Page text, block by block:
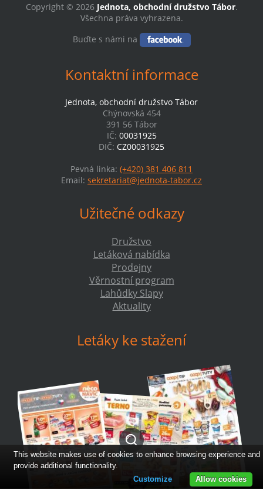
Copyright © 2026 Jednota, obchodní družstvo Tábor.
Všechna práva vyhrazena.
Buďte s námi na
Kontaktní informace
Jednota, obchodní družstvo Tábor
Chýnovská 454
391 56 Tábor
IČ: 00031925
DIČ: CZ00031925
Pevná linka: (+420) 381 406 811
Email: sekretariat@jednota-tabor.cz
Užitečné odkazy
Družstvo
Letáková nabídka
Prodejny
Věrnostní program
Lahůdky Slapy
Aktuality
Letáky ke stažení
This website makes use of cookies to enhance browsing experience and
provide additional functionality.
Allow cookies
Customize